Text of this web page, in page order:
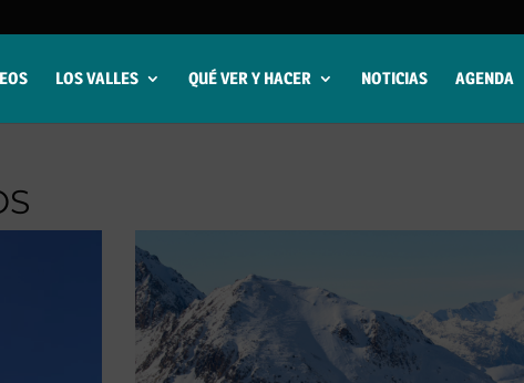
LOS VALLES QUÉ VER Y HACER NOTICIAS AGENDA